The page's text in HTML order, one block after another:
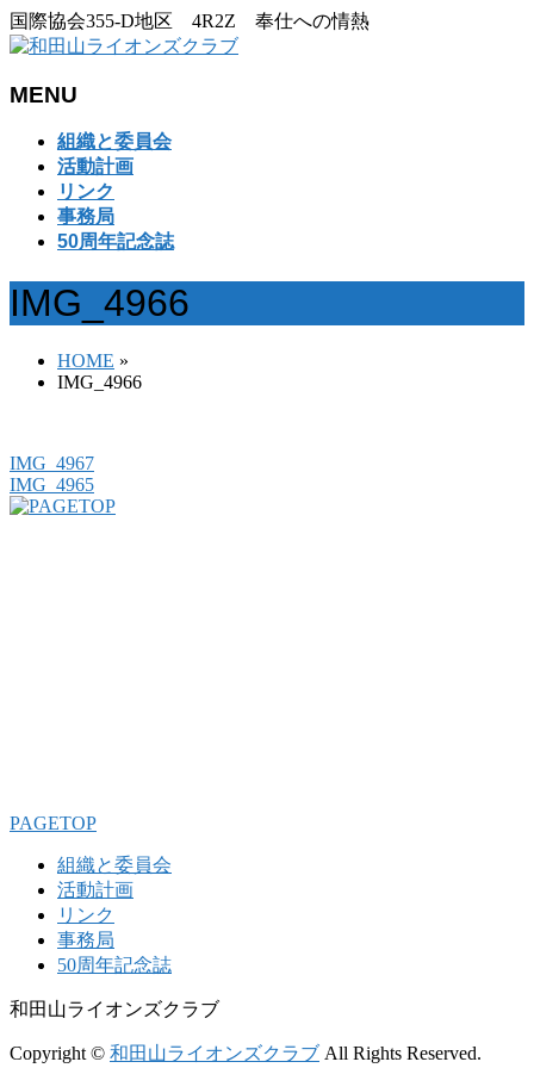
国際協会355-D地区 4R2Z 奉仕への情熱
MENU
ば
す
組織と委員会
活動計画
リンク
事務局
50周年記念誌
IMG_4966
HOME »
IMG_4966
IMG_4967
IMG_4965
PAGETOP
組織と委員会
活動計画
リンク
事務局
50周年記念誌
和田山ライオンズクラブ
Copyright © 和田山ライオンズクラブ All Rights Reserved.